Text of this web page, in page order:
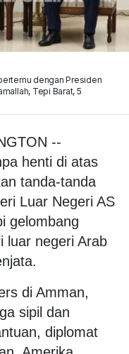
dengan Presiden
Tepi Barat, 5
--
henti di atas
tanda-tanda
Luar Negeri AS
gelombang
luar negeri Arab
di Amman,
sipil dan
diplomat